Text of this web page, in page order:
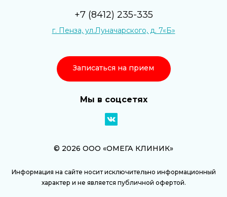
© 2026 ООО «ОМЕГА КЛИНИК»
Информация на сайте носит исключительно информационный
характер и не является публичной офертой.
+7 (8412) 235-335
г. Пенза, ул.Луначарского, д. 7«Б»
Записаться на прием
Мы в соцсетях